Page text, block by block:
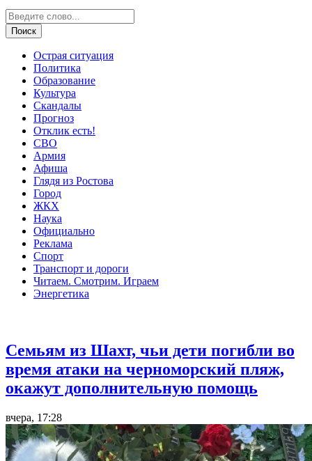
Острая ситуация
Политика
Образование
Культура
Скандалы
Прогноз
Отклик есть!
СВО
Армия
Афиша
Глядя из Ростова
Город
ЖКХ
Наука
Официально
Реклама
Спорт
Транспорт и дороги
Читаем. Смотрим. Играем
Энергетика
Семьям из Шахт, чьи дети погибли во
время атаки на черноморский пляж,
окажут дополнительную помощь
вчера, 17:28